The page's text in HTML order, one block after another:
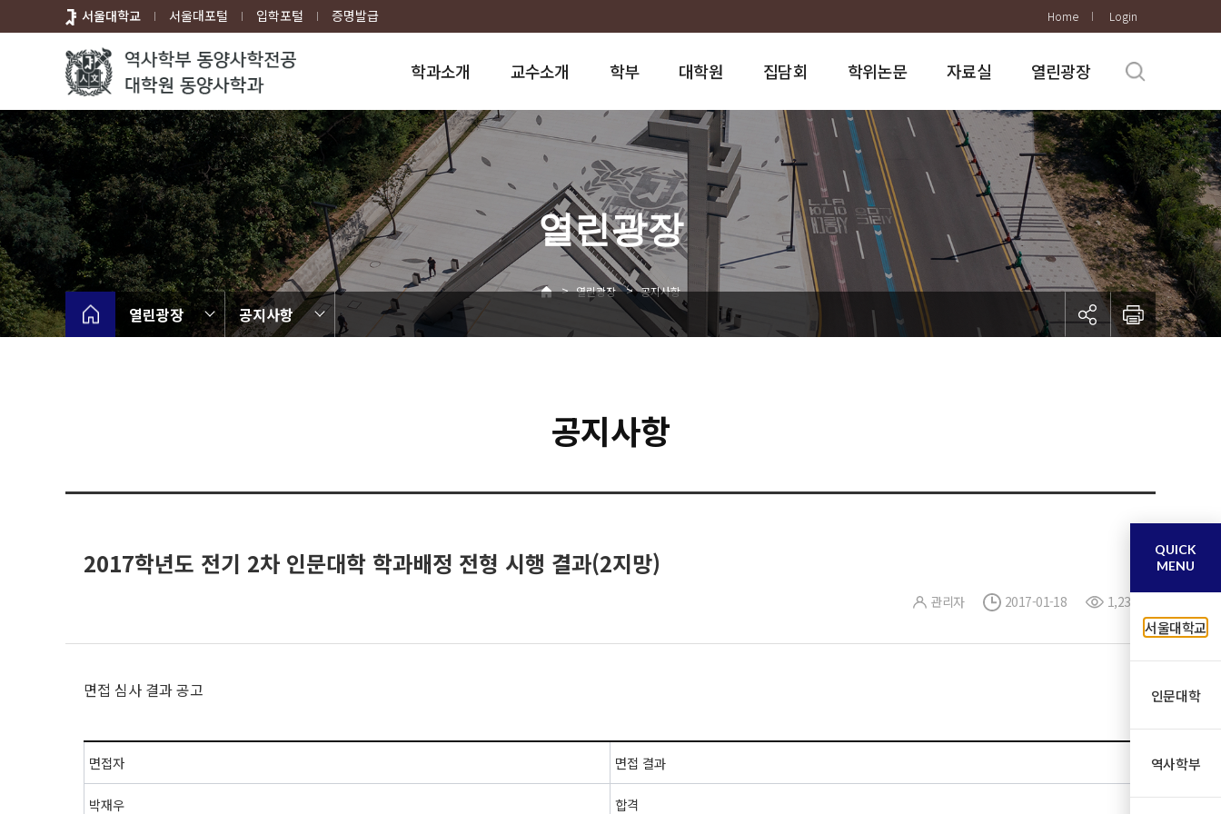
로
뉴
서울대학교 서울대포털 입학포털 증명발급 Home Login
학과소개 교수소개 학부 대학원 집담회 학위논문 자료실 열린광장
열린광장
> 열린광장 > 공지사항
열린광장 공지사항
공지사항
2017학년도 전기 2차 인문대학 학과배정 전형 시행 결과(2지망)
관리자 2017-01-18 1,233
면접 심사 결과 공고
면접자 면접 결과
박재우 합격
QUICK
MENU
서울대학교
인문대학
역사학부